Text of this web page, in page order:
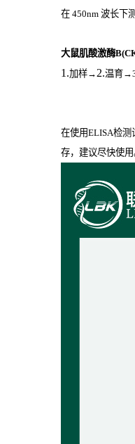
在 450nm 波长下
大鼠肌酸激酶
1.加样→ 2.温育
在使用ELISA检测
存，建议尽快使